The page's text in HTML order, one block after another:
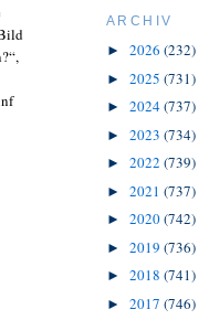
ARCHIV
► 2026 (232)
► 2025 (731)
► 2024(737)
► 2023 (734)
► 2022 (739)
► 2021 (737)
► 2020(742)
► 2019 (736)
► 2018 (741)
► 2017 (746)